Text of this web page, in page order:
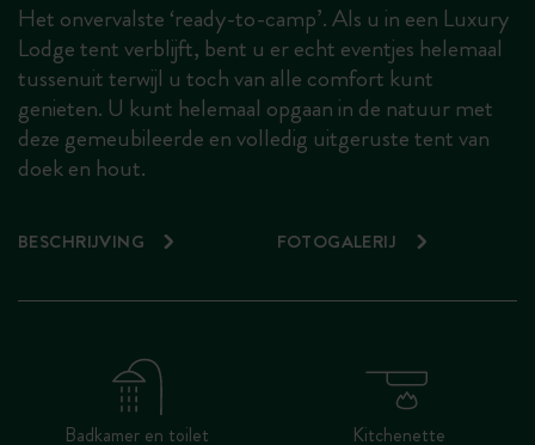
Het onvervalste ‘ready-to-camp’. Als u in een Luxury
Lodge tent verblijft, bent u er echt eventjes helemaal
tussenuit terwijl u toch van alle comfort kunt
genieten. U kunt helemaal opgaan in de natuur met
deze gemeubileerde en volledig uitgeruste tent van
doek en hout.
BESCHRIJVING FOTOGALERIJ
Badkamer en toilet Kitchenette